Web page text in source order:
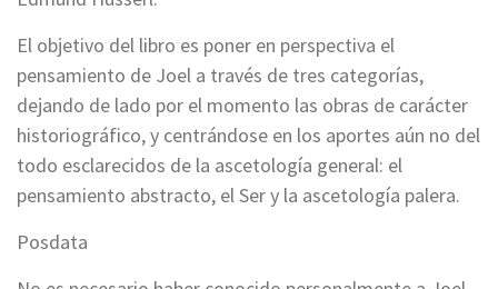
El objetivo del libro es poner en perspectiva el
pensamiento de Joel a través de tres categorías,
dejando de lado por el momento las obras de carácter
historiográfico, y centrándose en los aportes aún no del
todo esclarecidos de la ascetología general: el
pensamiento abstracto, el Ser y la ascetología palera.
Posdata